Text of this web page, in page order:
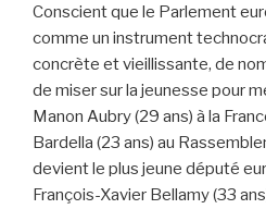
Conscient que le Parlement
comme un instrument
concrète et vieillissante, de
de miser sur la jeunesse pour
Manon Aubry (29 ans) à la
Bardella (23 ans) au
devient le plus jeune député
François-Xavier Bellamy (33